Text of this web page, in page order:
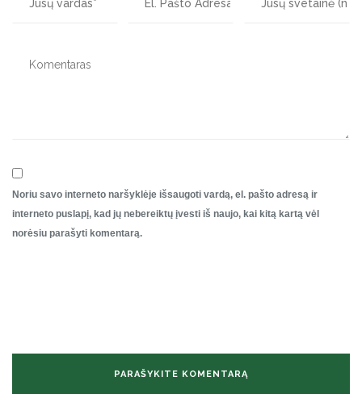
Noriu savo interneto naršyklėje išsaugoti vardą, el. pašto adresą ir
interneto puslapį, kad jų nebereiktų įvesti iš naujo, kai kitą kartą vėl
norėsiu parašyti komentarą.